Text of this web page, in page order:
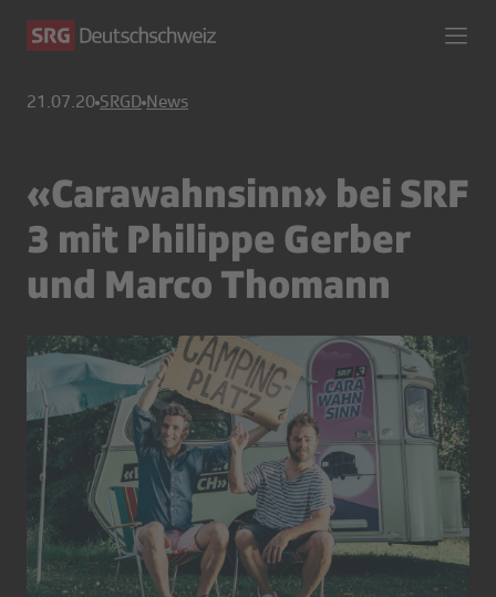
21.07.20 SRGD News
«Carawahnsinn» bei SRF
3 mit Philippe Gerber
und Marco Thomann